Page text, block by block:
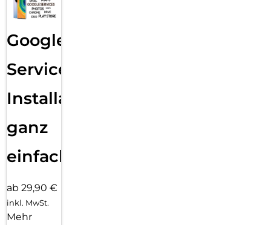
Google
Services
Installation
ganz
einfach
ab 29,90 €
inkl. MwSt.
Mehr